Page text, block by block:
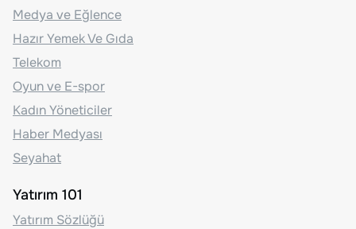
Medya ve Eğlence
Hazır Yemek Ve Gıda
Telekom
Oyun ve E-spor
Kadın Yöneticiler
Haber Medyası
Seyahat
Yatırım 101
Yatırım Sözlüğü